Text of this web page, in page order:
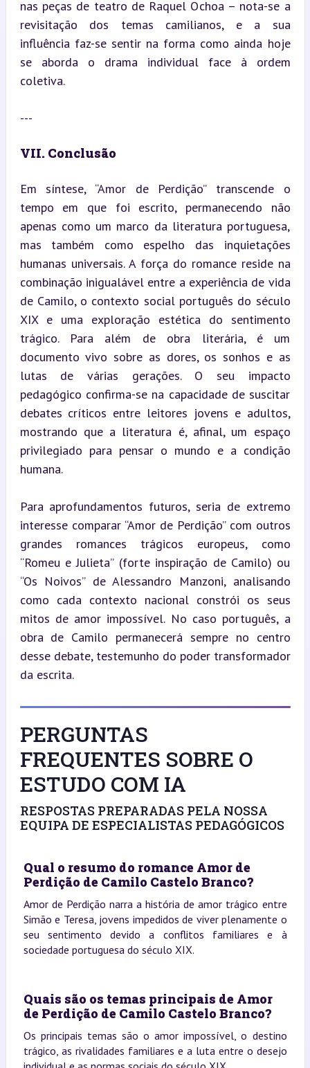
nas peças de teatro de Raquel Ochoa – nota-se a
revisitação dos temas camilianos, e a sua
influência faz-se sentir na forma como ainda hoje
se aborda o drama individual face à ordem
coletiva.
---
VII. Conclusão
Em síntese, “Amor de Perdição” transcende o
tempo em que foi escrito, permanecendo não
apenas como um marco da literatura portuguesa,
mas também como espelho das inquietações
humanas universais. A força do romance reside na
combinação inigualável entre a experiência de vida
de Camilo, o contexto social português do século
XIX e uma exploração estética do sentimento
trágico. Para além de obra literária, é um
documento vivo sobre as dores, os sonhos e as
lutas de várias gerações. O seu impacto
pedagógico confirma-se na capacidade de suscitar
debates críticos entre leitores jovens e adultos,
mostrando que a literatura é, afinal, um espaço
privilegiado para pensar o mundo e a condição
humana.
Para aprofundamentos futuros, seria de extremo
interesse comparar “Amor de Perdição” com outros
grandes romances trágicos europeus, como
“Romeu e Julieta” (forte inspiração de Camilo) ou
“Os Noivos” de Alessandro Manzoni, analisando
como cada contexto nacional constrói os seus
mitos de amor impossível. No caso português, a
obra de Camilo permanecerá sempre no centro
desse debate, testemunho do poder transformador
da escrita.
PERGUNTAS
FREQUENTES SOBRE O
ESTUDO COM IA
RESPOSTAS PREPARADAS PELA NOSSA
EQUIPA DE ESPECIALISTAS PEDAGÓGICOS
Qual o resumo do romance Amor de
Perdição de Camilo Castelo Branco?
Amor de Perdição narra a história de amor trágico entre
Simão e Teresa, jovens impedidos de viver plenamente o
seu sentimento devido a conflitos familiares e à
sociedade portuguesa do século XIX.
Quais são os temas principais de Amor
de Perdição de Camilo Castelo Branco?
Os principais temas são o amor impossível, o destino
trágico, as rivalidades familiares e a luta entre o desejo